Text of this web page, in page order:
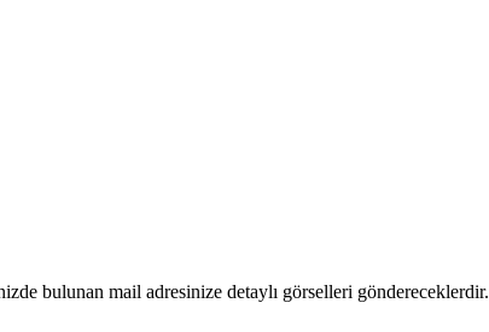
bulunan mail adresinize detaylı görselleri göndereceklerdir.